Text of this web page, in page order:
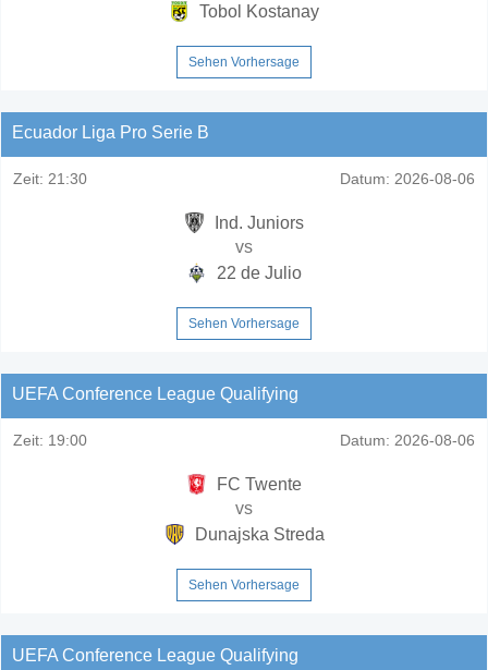
Tobol Kostanay
Sehen Vorhersage
Ecuador Liga Pro Serie B
Zeit: 21:30 Datum: 2026-08-06
Ind. Juniors
vs
22 de Julio
Sehen Vorhersage
UEFA Conference League Qualifying
Zeit: 19:00 Datum: 2026-08-06
FC Twente
vs
Dunajska Streda
Sehen Vorhersage
UEFA Conference League Qualifying